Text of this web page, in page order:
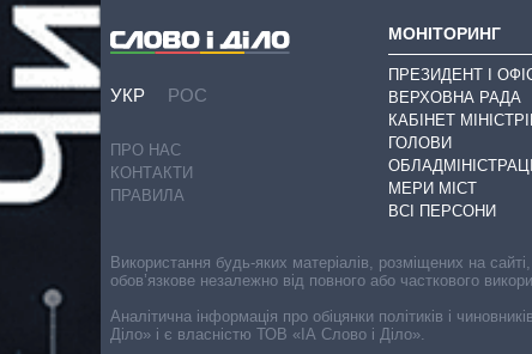
УКР РОС
ПРО НАС
КОНТАКТИ
ПРАВИЛА
МОНІТОРИНГ
ПРЕЗИДЕНТ І
ВЕРХОВНА РАДА
КАБІНЕТ
ГОЛОВИ
МЕРИ МІСТ
ВСІ ПЕРСОНИ
Використання будь-яких матеріалів, розміщених на
обов’язкове незалежно від повного або часткового
Аналітична інформація про обіцянки політиків і
Діло» і є власністю ТОВ «ІА Слово і Діло».